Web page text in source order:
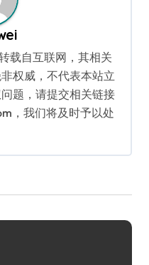
载自互联网，其相关
权威，不代表本站立
题，请提交相关链接
，我们将及时予以处